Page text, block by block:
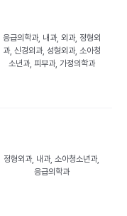
응급의학과, 내과, 외과, 정형외
과, 신경외과, 성형외과, 소아청
소년과, 피부과, 가정의학과
정형외과, 내과, 소아청소년과,
응급의학과